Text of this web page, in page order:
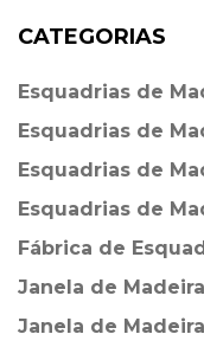
CATEGORIAS
Esquadrias de
Esquadrias de
Esquadrias de
Esquadrias de
Fábrica de
Janela de Madeira
Janela de